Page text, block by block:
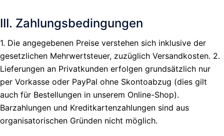
III. Zahlungsbedingungen
1. Die angegebenen Preise verstehen sich inklusive der
gesetzlichen Mehrwertsteuer, zuzüglich Versandkosten. 2.
Lieferungen an Privatkunden erfolgen grundsätzlich nur
per Vorkasse oder PayPal ohne Skontoabzug (dies gilt
auch für Bestellungen in unserem Online-Shop).
Barzahlungen und Kreditkartenzahlungen sind aus
organisatorischen Gründen nicht möglich.